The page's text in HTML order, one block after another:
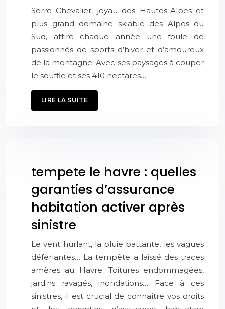
Serre Chevalier, joyau des Hautes-Alpes et
plus grand domaine skiable des Alpes du
Sud, attire chaque année une foule de
passionnés de sports d’hiver et d’amoureux
de la montagne. Avec ses paysages à couper
le souffle et ses 410 hectares…
LIRE LA SUITE
tempete le havre : quelles
garanties d’assurance
habitation activer après
sinistre
Le vent hurlant, la pluie battante, les vagues
déferlantes… La tempête a laissé des traces
amères au Havre. Toitures endommagées,
jardins ravagés, inondations… Face à ces
sinistres, il est crucial de connaître vos droits